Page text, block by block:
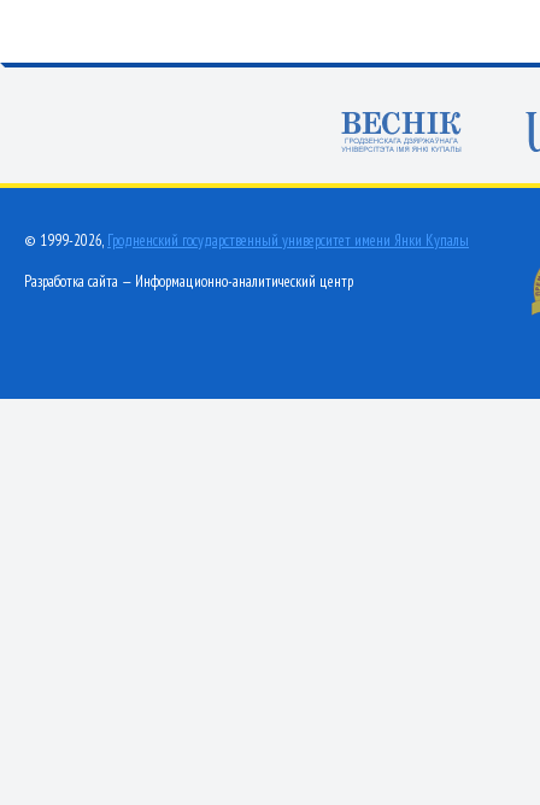
© 1999-2026, Гродненский государственный университет имени Янки Купалы
Разработка сайта — Информационно-аналитический центр